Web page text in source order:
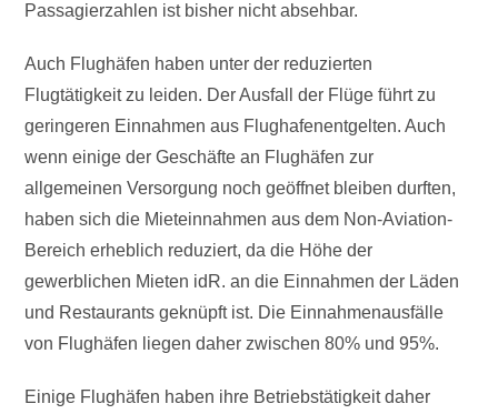
Passagierzahlen ist bisher nicht absehbar.
Auch Flughäfen haben unter der reduzierten
Flugtätigkeit zu leiden. Der Ausfall der Flüge führt zu
geringeren Einnahmen aus Flughafenentgelten. Auch
wenn einige der Geschäfte an Flughäfen zur
allgemeinen Versorgung noch geöffnet bleiben durften,
haben sich die Mieteinnahmen aus dem Non-Aviation-
Bereich erheblich reduziert, da die Höhe der
gewerblichen Mieten idR. an die Einnahmen der Läden
und Restaurants geknüpft ist. Die Einnahmenausfälle
von Flughäfen liegen daher zwischen 80% und 95%.
Einige Flughäfen haben ihre Betriebstätigkeit daher